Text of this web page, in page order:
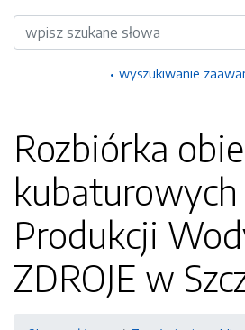
Wyszukiwarka
wyszukiwanie
Rozbiórka
kubaturowych
Produkcji
ZDROJE w